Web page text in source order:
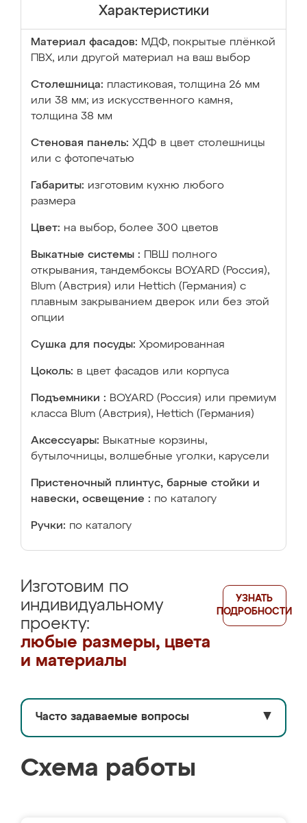
Характеристики
Материал фасадов: МДФ, покрытые плёнкой
ПВХ, или другой материал на ваш выбор
Столешница: пластиковая, толщина 26 мм
или 38 мм; из искусственного камня,
толщина 38 мм
Стеновая панель: ХДФ в цвет столешницы
или с фотопечатью
Габариты: изготовим кухню любого
размера
Цвет: на выбор, более 300 цветов
Выкатные системы :
ПВШ полного
открывания, тандембоксы BOYARD (Россия),
Blum (Австрия) или Hettich (Германия) с
плавным закрыванием дверок или без этой
опции
Сушка для посуды: Хромированная
Цоколь: в цвет фасадов или корпуса
Подъемники : BOYARD (Россия) или премиум
класса Blum (Австрия), Hettich (Германия)
Аксессуары: Выкатные корзины,
бутылочницы, волшебные уголки, карусели
Пристеночный плинтус, барные стойки и
навески, освещение : по каталогу
Ручки: по каталогу
Изготовим по
индивидуальному
проекту:
любые размеры, цвета
и материалы
УЗНАТЬ
ПОДРОБНОСТИ
Часто задаваемые вопросы ▼
Схема работы